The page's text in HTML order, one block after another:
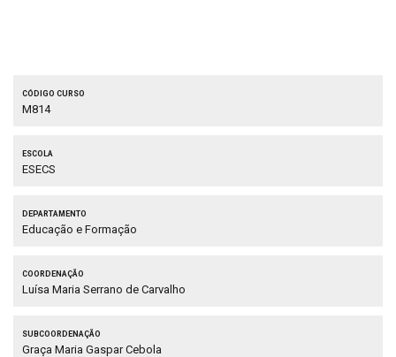
Código curso
M814
Escola
ESECS
Departamento
Educação e Formação
Coordenação
Luísa Maria Serrano de Carvalho
Subcoordenação
Graça Maria Gaspar Cebola